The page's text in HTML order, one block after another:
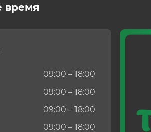
время
09:00 – 18:00
09:00 – 18:00
09:00 – 18:00
09:00 – 18:00